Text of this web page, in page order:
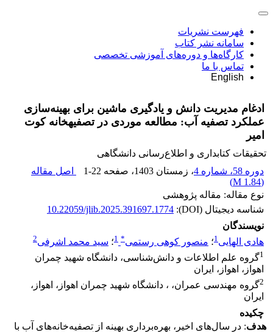
فهرست نشریات
سامانه نشر کتاب
کارگاه‌ها و دوره‌های آموزشی تخصصی
تماس با ما
English
ادغام مدیریت دانش و یادگیری ماشین برای بهینه‌سازی
عملکرد تصفیه آب: مطالعه موردی در تصفیهخانه کوت
امیر
تحقیقات کتابداری و اطلاع‌رسانی دانشگاهی
دوره 58، شماره 4
، زمستان 1403 ، صفحه 1-22
اصل مقاله
(
1.84 M
)
نوع مقاله: مقاله پژوهشی
شناسه دیجیتال (DOI):
10.22059/jlib.2025.391697.1774
نویسندگان
هادی الهایی1؛ منصور کوهی رستمی*
1؛ سید محمد اشرفی2
1گروه علم اطلاعات و دانش‌شناسی، دانشگاه شهید چمران
اهواز، اهواز، ایران
2گروه مهندسی عمران، ، دانشگاه شهید چمران اهواز، اهواز،
ایران
چکیده
هدف: در سال‌های اخیر، بهره‌برداری بهینه از تصفیه‌خانه‌های آب با